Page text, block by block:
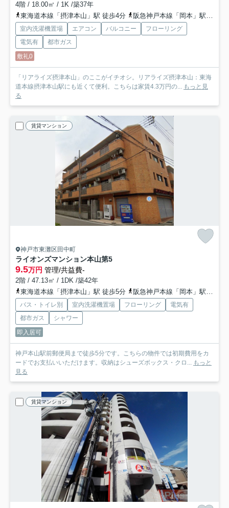
4階 / 18.00㎡ / 1K /築37年
東海道本線「摂津本山」駅 徒歩4分
阪急神戸本線「岡本」駅 徒歩9分
室内洗濯機置場 エアコン バルコニー
フローリング
電気有
都市ガス
敷礼0
「リアライズ摂津本山」のここがイチオシ。リアライズ摂津本山：東海
道本線摂津本山駅にも近くて便利。こちらは家賃4.3万円の... もっと見
る
賃貸マンション
神戸市東灘区田中町
ライオンズマンション本山第5
9.5万円 管理/共益費-
2階 / 47.13㎡ / 1DK /築42年
東海道本線「摂津本山」駅 徒歩5分
阪急神戸本線「岡本」駅 徒歩10分
バス・トイレ別 室内洗濯機置場 フローリング
電気有
都市ガス
シャワー
即入居可
神戸本山駅前郵便局まで徒歩5分です。こちらの物件では初期費用をカ
ードでお支払いいただけます。収納はシューズボックス・クロ... もっと
見る
賃貸マンション